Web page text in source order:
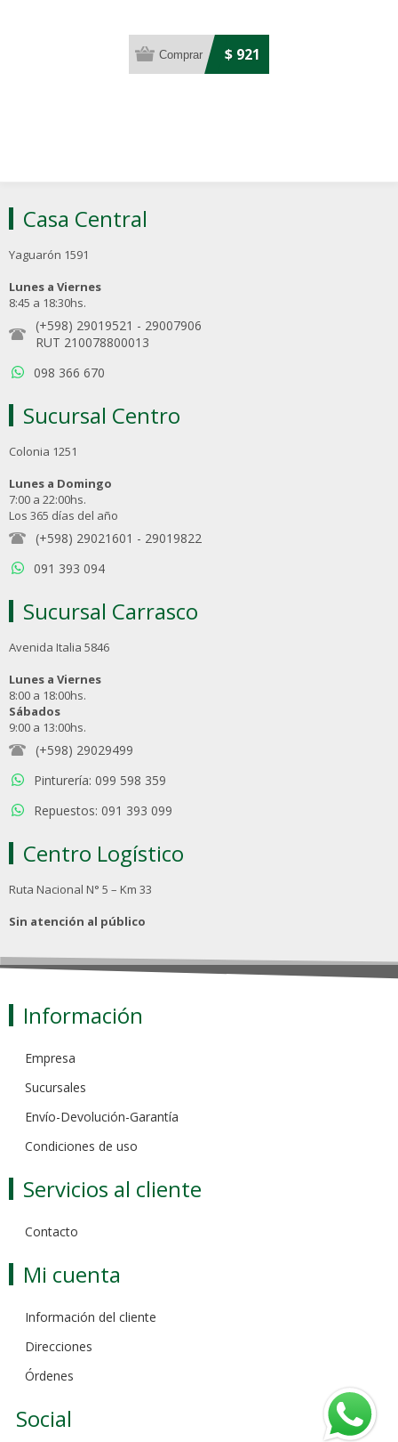
$ 921
Casa Central
Yaguarón 1591
Lunes a Viernes
8:45 a 18:30hs.
(+598) 29019521 - 29007906
RUT 210078800013
098 366 670
Sucursal Centro
Colonia 1251
Lunes a Domingo
7:00 a 22:00hs.
Los 365 días del año
(+598) 29021601 - 29019822
091 393 094
Sucursal Carrasco
Avenida Italia 5846
Lunes a Viernes
8:00 a 18:00hs.
Sábados
9:00 a 13:00hs.
(+598) 29029499
Pinturería: 099 598 359
Repuestos: 091 393 099
Centro Logístico
Ruta Nacional N° 5 – Km 33
Sin atención al público
Información
Empresa
Sucursales
Envío-Devolución-Garantía
Condiciones de uso
Servicios al cliente
Contacto
Mi cuenta
Información del cliente
Direcciones
Órdenes
Social